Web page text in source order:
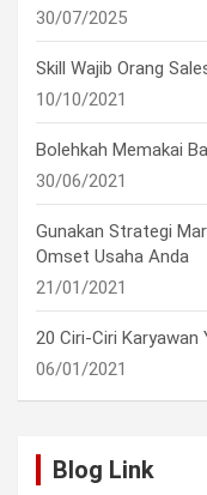
30/07/2025
Skill Wajib Orang
10/10/2021
Bolehkah Memakai
30/06/2021
Gunakan Strategi
Omset Usaha Anda
21/01/2021
20 Ciri-Ciri Karyawan
06/01/2021
Blog Link